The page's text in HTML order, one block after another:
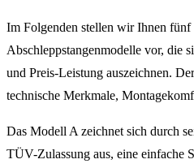
Im Folgenden stellen wir Ihnen fünf
Abschleppstangenmodelle vor, die
und Preis-Leistung auszeichnen.
technische Merkmale,
Das Modell A zeichnet sich durch
TÜV-Zulassung aus, eine einfache